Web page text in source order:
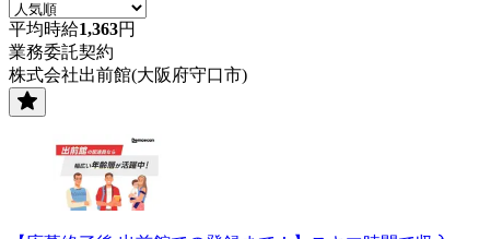
平均時給1,363円
業務委託契約
株式会社出前館(大阪府守口市)